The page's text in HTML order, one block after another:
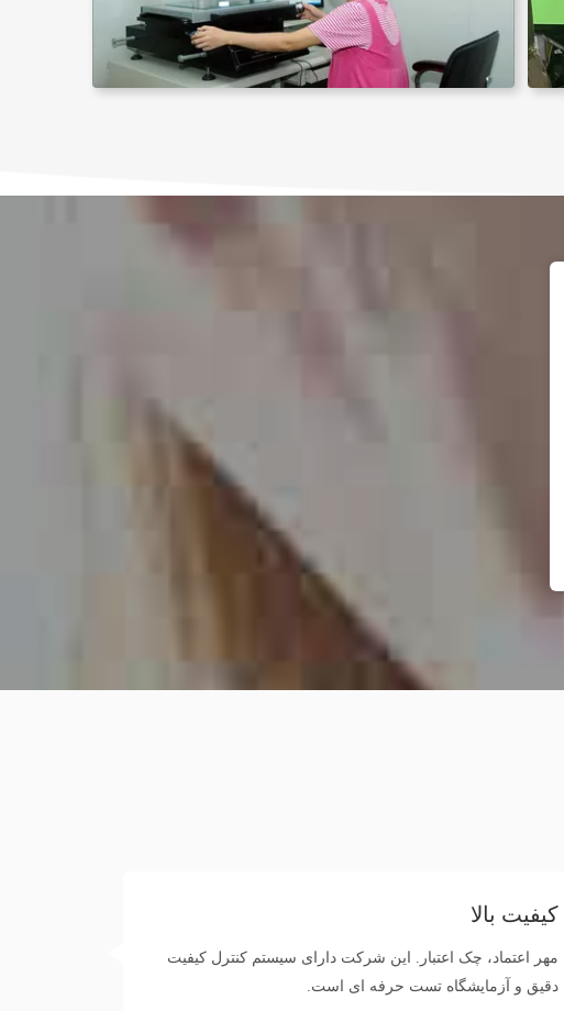
کیفیت بالا
مهر اعتماد، چک اعتبار. این شرکت دارای سیستم کنترل کیفیت
دقیق و آزمایشگاه تست حرفه ای است.